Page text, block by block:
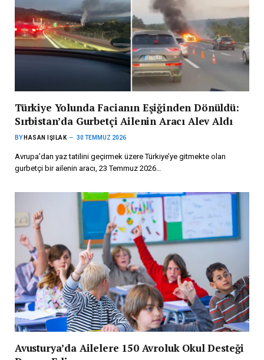
Türkiye Yolunda Facianın Eşiğinden Dönüldü:
Sırbistan’da Gurbetçi Ailenin Aracı Alev Aldı
BY HASAN IŞILAK 30 TEMMUZ 2026
Avrupa’dan yaz tatilini geçirmek üzere Türkiye’ye gitmekte olan
gurbetçi bir ailenin aracı, 23 Temmuz 2026…
Avusturya’da Ailelere 150 Avroluk Okul Desteği